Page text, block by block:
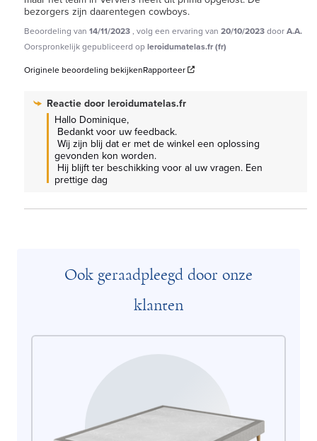
bezorgers zijn daarentegen cowboys.
Beoordeling van 14/11/2023, volg een ervaring van 20/10/2023doorA.A.
Oorspronkelijk gepubliceerd opleroidumatelas.fr (fr)
Originele beoordeling bekijkenRapporteer
Reactie door leroidumatelas.fr
Hallo Dominique,
gevonden kon worden.
prettige dag
Ook geraadpleegd door onze
klanten